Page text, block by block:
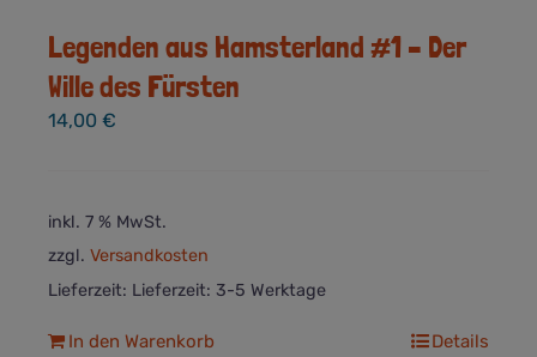
Legenden aus Hamsterland #1 – Der
Wille des Fürsten
14,00 €
inkl. 7 % MwSt.
zzgl. Versandkosten
Lieferzeit: Lieferzeit: 3-5 Werktage
In den Warenkorb Details